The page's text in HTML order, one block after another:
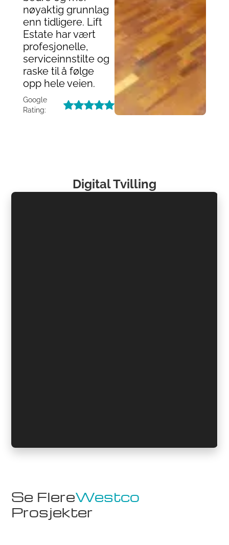
nøyaktig grunnlag
enn tidligere. Lift
Estate har vært
profesjonelle,
serviceinnstilte og
raske til å følge
opp hele veien.
Google
Rating:
Digital Tvilling
Se FlereWestco
Prosjekter